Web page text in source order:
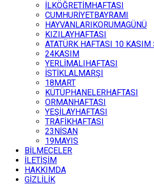
İLKÖĞRETİMHAFTASI
CUMHURİYETBAYRAMI
HAYVANLARIKORUMAGÜNÜ
KIZILAYHAFTASI
ATATÜRK HAFTASI 10 KASIM
24KASIM
YERLİMALIHAFTASI
İSTİKLALMARŞI
18MART
KÜTÜPHANELERHAFTASI
ORMANHAFTASI
YEŞİLAYHAFTASI
TRAFİKHAFTASI
23NİSAN
19MAYIS
BİLMECELER
İLETİŞİM
HAKKIMDA
GİZLİLİK